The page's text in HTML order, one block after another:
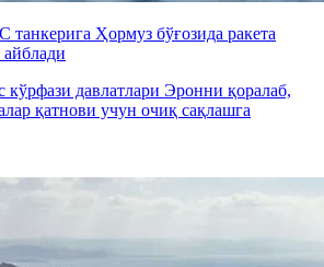
Ҳормуз бўғозида ракета
давлатлари Эронни қоралаб,
қатнови учун очиқ сақлашга